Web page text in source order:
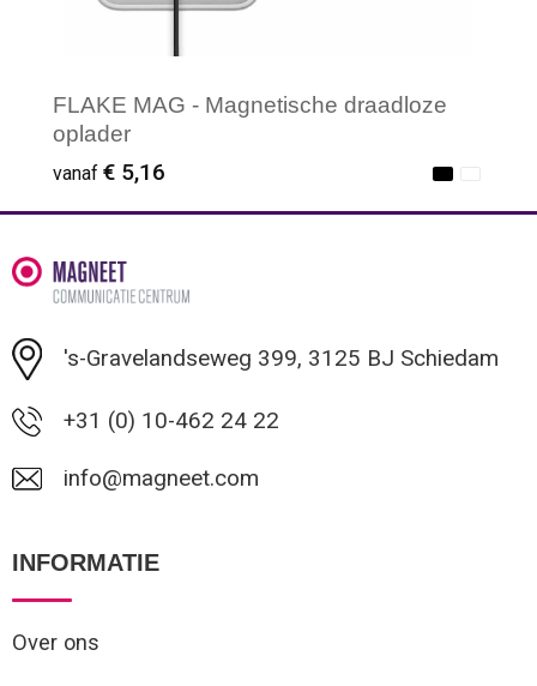
FLAKE MAG - Magnetische draadloze
oplader
vanaf € 5,16
Minimale afname: 1
's-Gravelandseweg 399, 3125 BJ Schiedam
+31 (0) 10-462 24 22
info@magneet.com
INFORMATIE
Over ons